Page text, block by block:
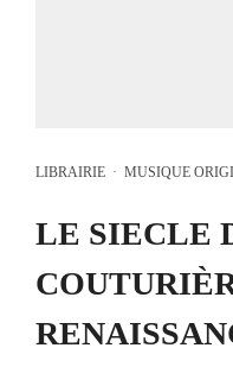
LIBRAIRIE · MUSIQUE
LE SIECLE